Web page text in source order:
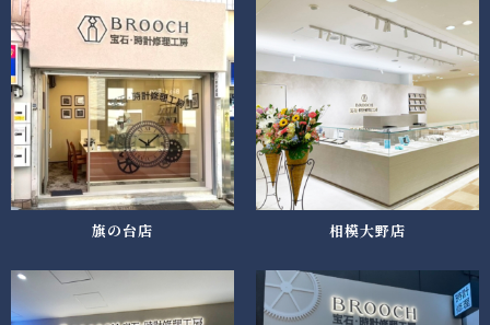
旗の台店 相模大野店